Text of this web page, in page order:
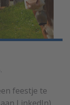
feestje te